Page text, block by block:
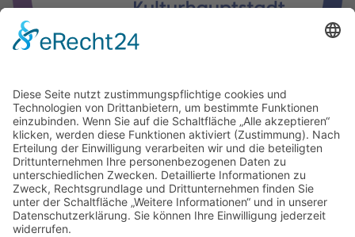
Gern können Sie unsere Arbeit
mit einer Spende unterstützen.